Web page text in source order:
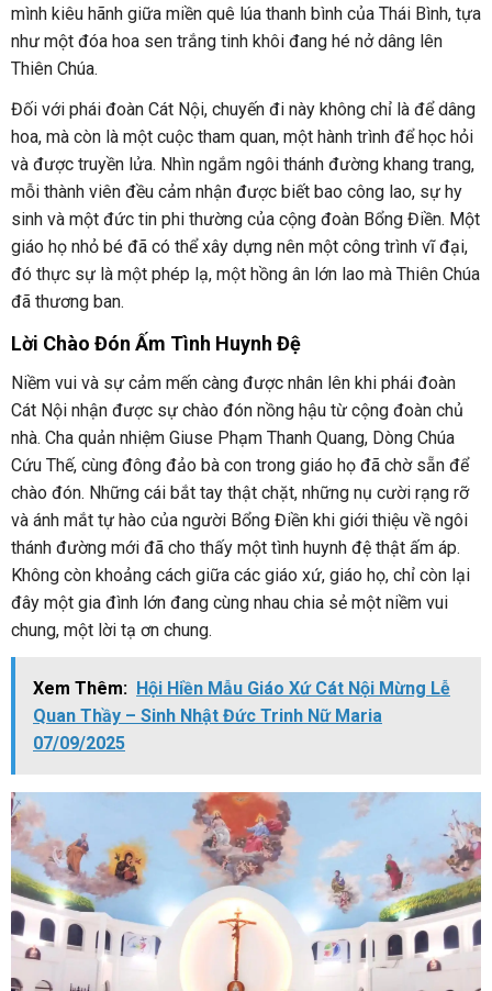
mình kiêu hãnh giữa miền quê lúa thanh bình của Thái Bình, tựa
như một đóa hoa sen trắng tinh khôi đang hé nở dâng lên
Thiên Chúa.
Đối với phái đoàn Cát Nội, chuyến đi này không chỉ là để dâng
hoa, mà còn là một cuộc tham quan, một hành trình để học hỏi
và được truyền lửa. Nhìn ngắm ngôi thánh đường khang trang,
mỗi thành viên đều cảm nhận được biết bao công lao, sự hy
sinh và một đức tin phi thường của cộng đoàn Bổng Điền. Một
giáo họ nhỏ bé đã có thể xây dựng nên một công trình vĩ đại,
đó thực sự là một phép lạ, một hồng ân lớn lao mà Thiên Chúa
đã thương ban.
Lời Chào Đón Ấm Tình Huynh Đệ
Niềm vui và sự cảm mến càng được nhân lên khi phái đoàn
Cát Nội nhận được sự chào đón nồng hậu từ cộng đoàn chủ
nhà. Cha quản nhiệm Giuse Phạm Thanh Quang, Dòng Chúa
Cứu Thế, cùng đông đảo bà con trong giáo họ đã chờ sẵn để
chào đón. Những cái bắt tay thật chặt, những nụ cười rạng rỡ
và ánh mắt tự hào của người Bổng Điền khi giới thiệu về ngôi
thánh đường mới đã cho thấy một tình huynh đệ thật ấm áp.
Không còn khoảng cách giữa các giáo xứ, giáo họ, chỉ còn lại
đây một gia đình lớn đang cùng nhau chia sẻ một niềm vui
chung, một lời tạ ơn chung.
Xem Thêm: Hội Hiền Mẫu Giáo Xứ Cát Nội Mừng Lễ
Quan Thầy – Sinh Nhật Đức Trinh Nữ Maria
07/09/2025